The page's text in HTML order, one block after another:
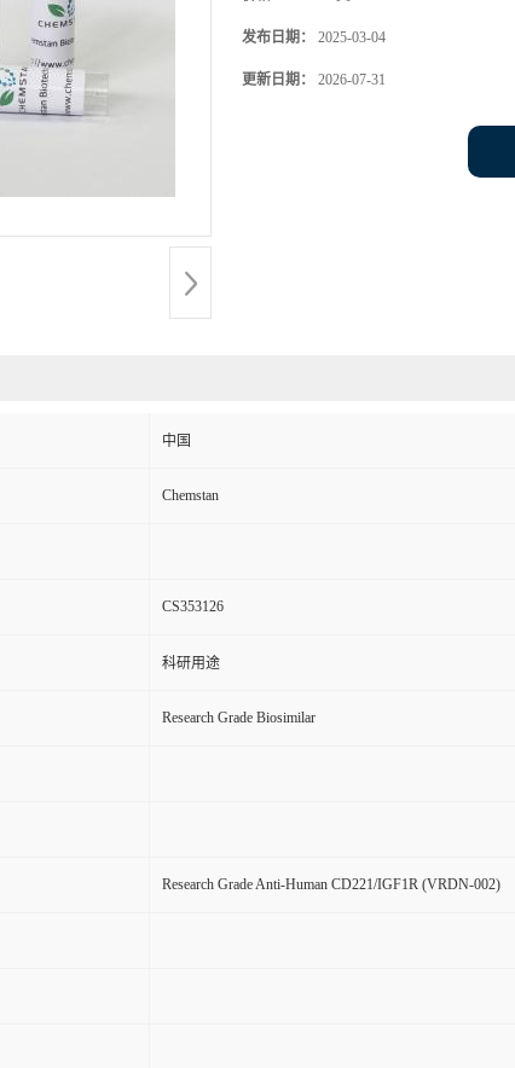
发布日期： 2025-03-04
更新日期： 2026-07-31
中国
Chemstan
CS353126
科研用途
Research Grade Biosimilar
Research Grade Anti-Human CD221/IGF1R (VRDN-002)